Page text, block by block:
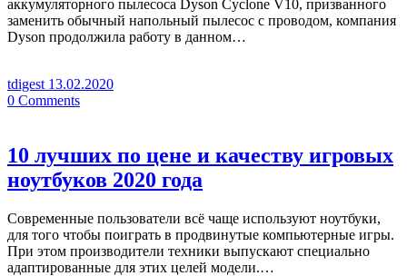
аккумуляторного пылесоса Dyson Cyclone V10, призванного
заменить обычный напольный пылесос с проводом, компания
Dyson продолжила работу в данном…
tdigest 13.02.2020
0 Comments
10 лучших по цене и качеству игровых
ноутбуков 2020 года
Современные пользователи всё чаще используют ноутбуки,
для того чтобы поиграть в продвинутые компьютерные игры.
При этом производители техники выпускают специально
адаптированные для этих целей модели.…